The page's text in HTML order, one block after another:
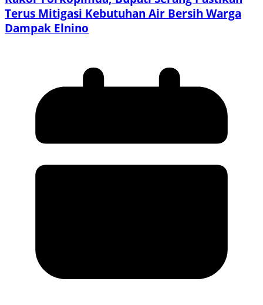
Terus Mitigasi Kebutuhan Air Bersih Warga
Dampak Elnino